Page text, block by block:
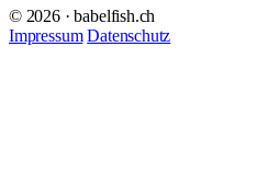
© 2026 · babelfish.ch
Impressum Datenschutz